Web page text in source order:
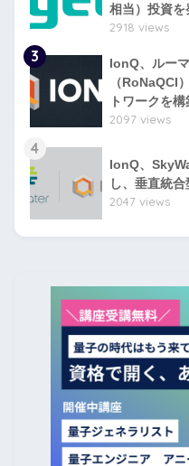
相当）投資を
2918 views
3
IonQ、ルー
（RoNaQCI
トワークを構
2097 views
4
IonQ、
し、垂直統
2047 views